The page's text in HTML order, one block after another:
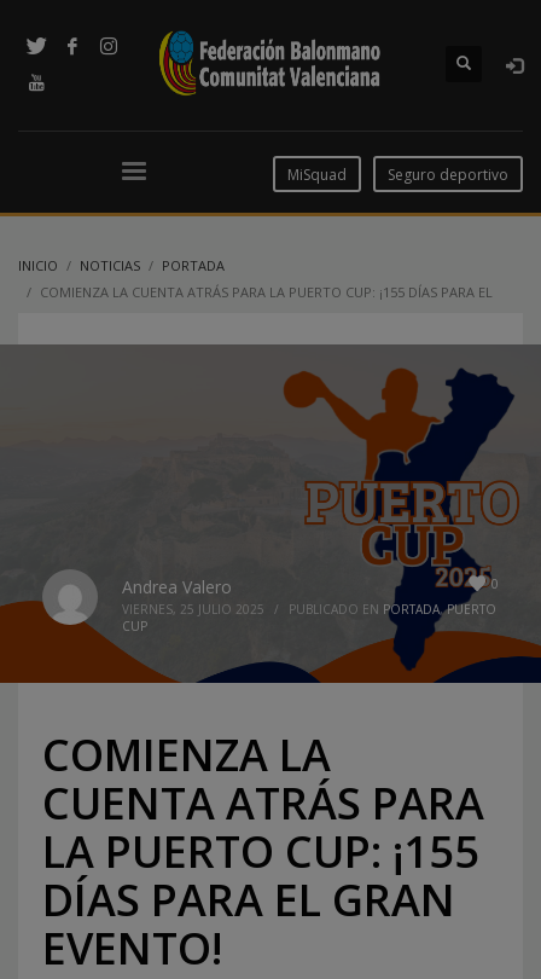
MiSquad Seguro deportivo
INICIO NOTICIAS
PORTADA
COMIENZA LA CUENTA ATRÁS PARA LA PUERTO CUP: ¡155 DÍAS PARA EL
0
Andrea Valero
VIERNES, 25 JULIO 2025 / PUBLICADO EN PORTADA,PUERTO
CUP
COMIENZA LA
CUENTA ATRÁS PARA
LA PUERTO CUP: ¡155
DÍAS PARA EL GRAN
EVENTO!